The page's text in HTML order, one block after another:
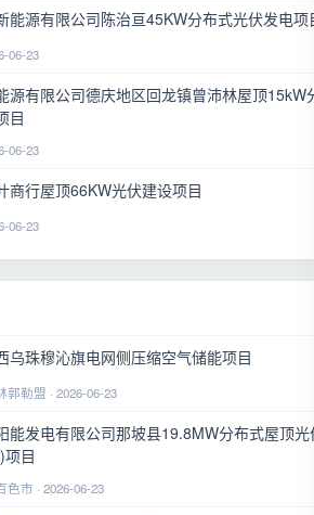
能源有限公司陈治亘45KW分布式光伏发电项
06-23
源有限公司德庆地区回龙镇曾沛林屋顶15kW
目
06-23
商行屋顶66KW光伏建设项目
06-23
乌珠穆沁旗电网侧压缩空气储能项目
勒盟 · 2026-06-23
能发电有限公司那坡县19.8MW分布式屋顶光
目
市 · 2026-06-23